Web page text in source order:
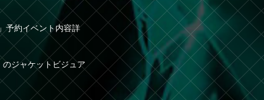
予約イベント内容詳
ジャケットビジュア